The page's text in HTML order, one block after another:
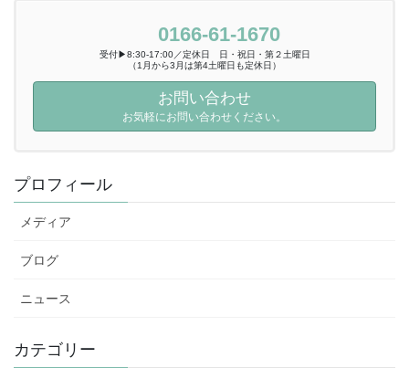
0166-61-1670
受付▶8:30-17:00／定休日 日・祝日・第２土曜日
（1月から3月は第4土曜日も定休日）
お問い合わせ
お気軽にお問い合わせください。
プロフィール
メディア
ブログ
ニュース
カテゴリー